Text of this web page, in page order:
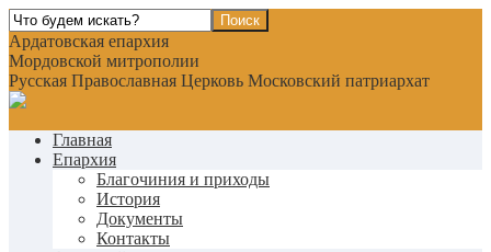
Ардатовская епархия
Мордовской митрополии
Русская Православная Церковь Московский патриархат
Главная
Епархия
Благочиния и приходы
История
Документы
Контакты